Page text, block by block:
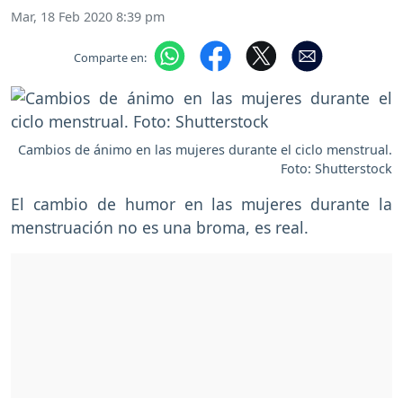
Mar, 18 Feb 2020 8:39 pm
Comparte en:
Cambios de ánimo en las mujeres durante el ciclo menstrual.
Foto: Shutterstock
El cambio de humor en las mujeres durante la
menstruación no es una broma, es real.